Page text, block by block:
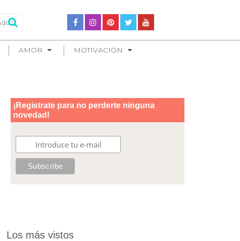
AMOR MOTIVACIÓN
Los más vistos